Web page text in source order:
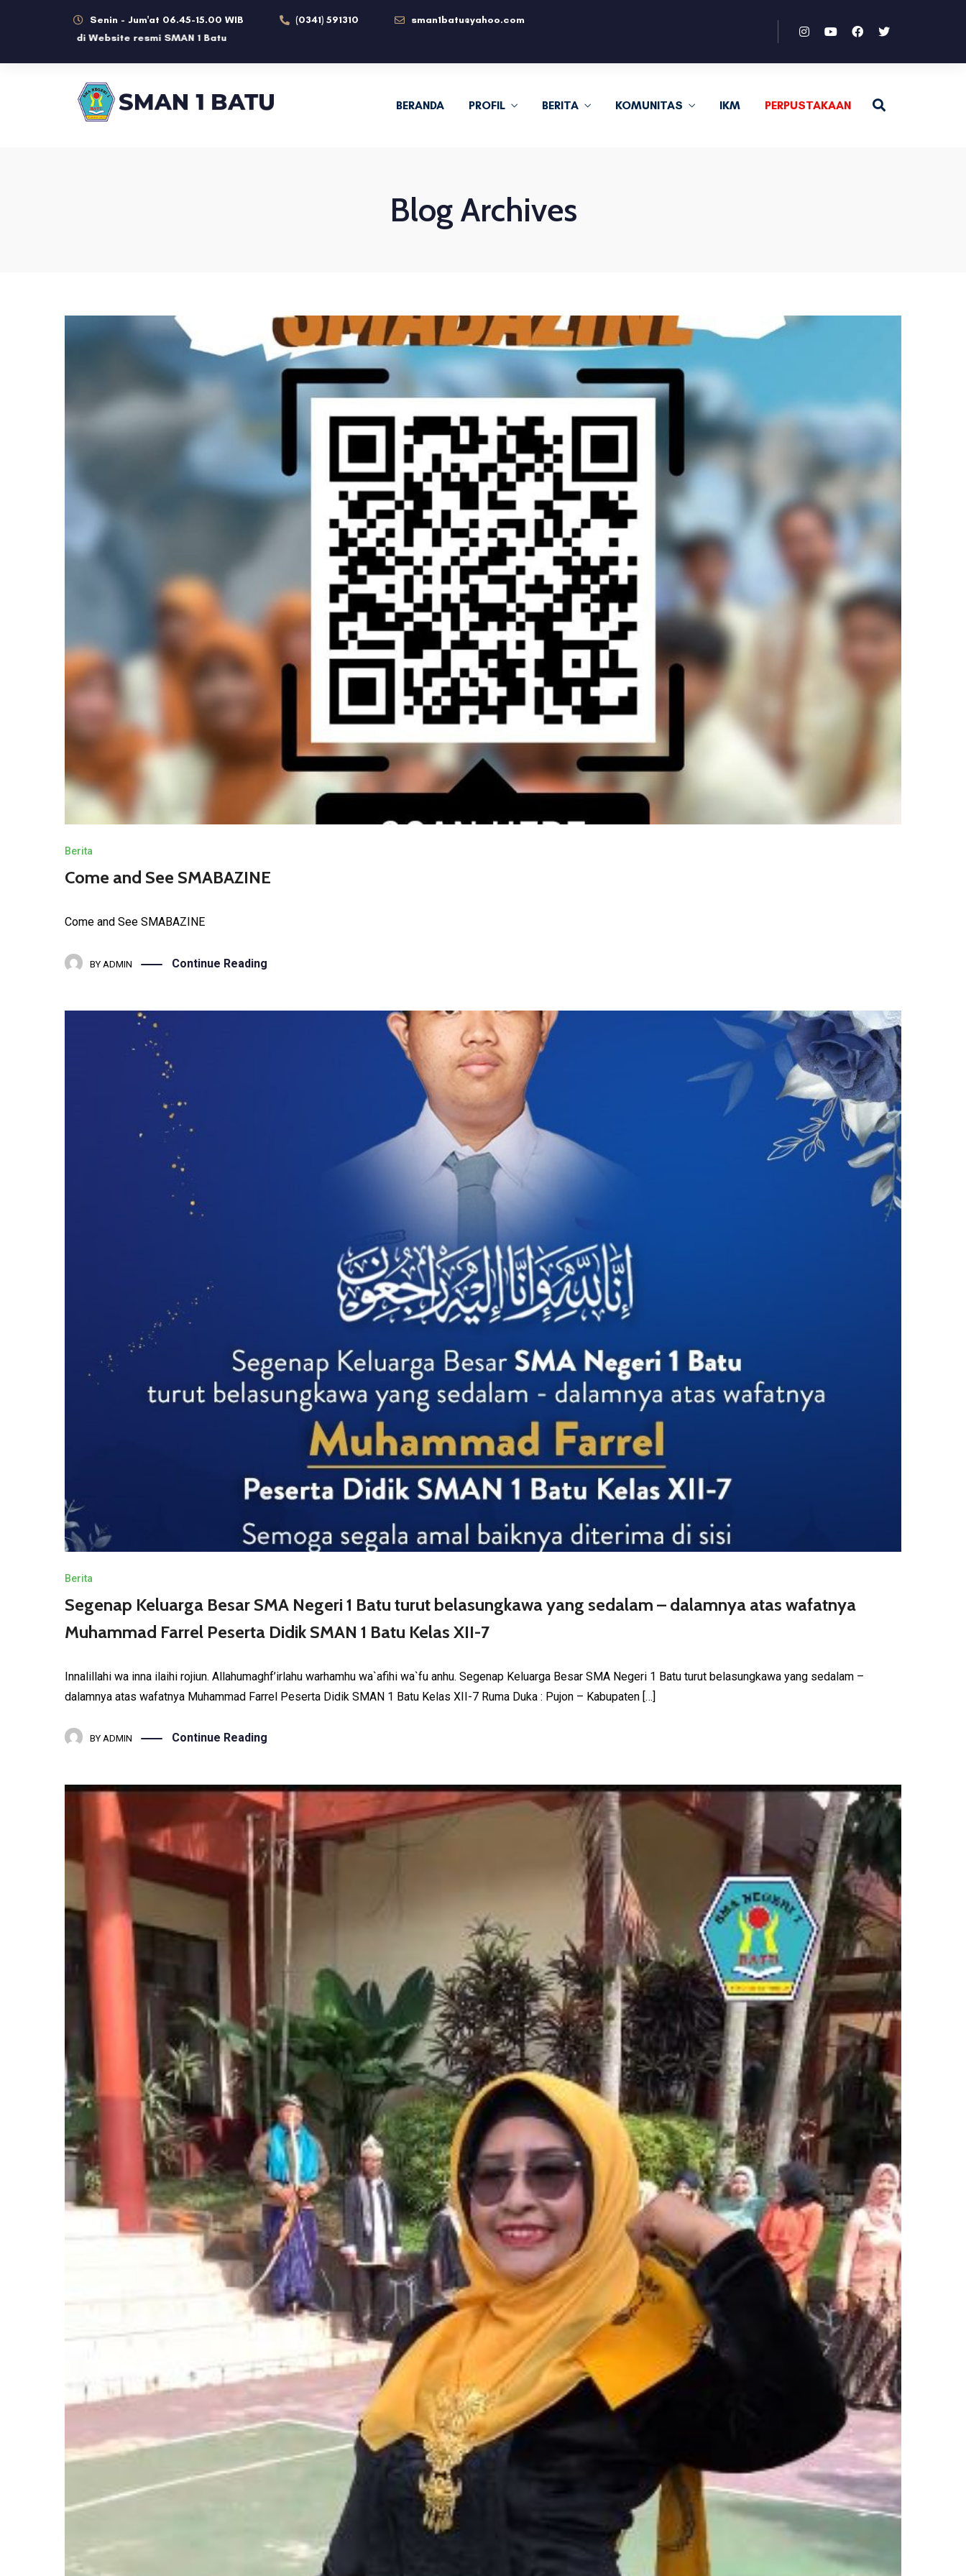
Senin - Jum'at 06.45-15.00 WIB (0341) 591310
sman1batu@yahoo.com
resmi SMAN 1 Batu
BERANDA PROFIL BERITA KOMUNITAS IKM PERPUSTAKAAN
Blog Archives
Berita
Come and See SMABAZINE
Come and See SMABAZINE
BY ADMIN Continue Reading
Berita
Segenap Keluarga Besar SMA Negeri 1 Batu turut belasungkawa yang sedalam – dalamnya atas wafatnya
Muhammad Farrel Peserta Didik SMAN 1 Batu Kelas XII-7
Innalillahi wa inna ilaihi rojiun. Allahumaghf’irlahu warhamhu wa`afihi wa`fu anhu. Segenap Keluarga Besar SMA Negeri 1 Batu turut belasungkawa yang sedalam –
dalamnya atas wafatnya Muhammad Farrel Peserta Didik SMAN 1 Batu Kelas XII-7 Ruma Duka : Pujon – Kabupaten […]
BY ADMIN Continue Reading